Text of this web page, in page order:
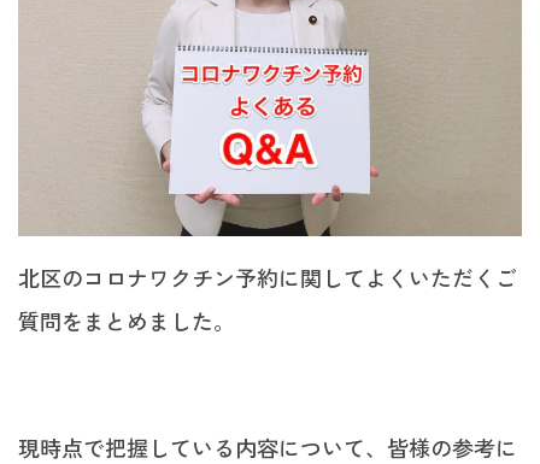
北区のコロナワクチン予約に関してよくいただくご
質問をまとめました。
現時点で把握している内容について、皆様の参考に